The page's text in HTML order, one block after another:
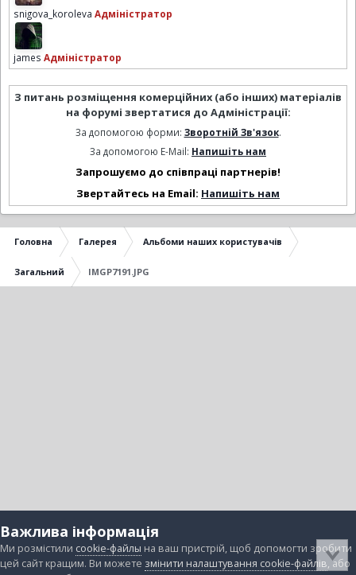
snigova_koroleva Адміністратор
james Адміністратор
З питань розміщення комерційних (або інших) матеріалів
на форумі звертатися до Адміністрації:
За допомогою форми: Зворотній Зв'язок.
За допомогою E-Mail: Напишіть нам
Запрошуємо до співпраці партнерів!
Звертайтесь на Email: Напишіть нам
Головна Галерея Альбоми наших користувачів
Загальний IMGP7191.JPG
Важлива інформація
Ми розмістили cookie-файлы на ваш пристрій, щоб допомогти зробити
цей сайт кращим. Ви можете змінити налаштування cookie-файлів, або